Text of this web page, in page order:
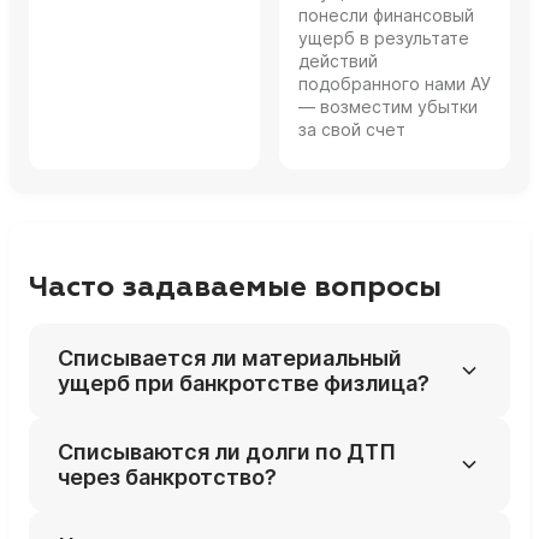
понесли финансовый
ущерб в результате
действий
подобранного нами АУ
— возместим убытки
за свой счет
Часто задаваемые вопросы
Списывается ли материальный
ущерб при банкротстве физлица?
неосторожности может быть списан, но
умышленный вред и ущерб по
Списываются ли долги по ДТП
через банкротство?